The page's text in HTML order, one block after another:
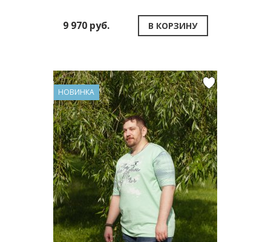
9 970 руб. В КОРЗИНУ
НОВИНКА